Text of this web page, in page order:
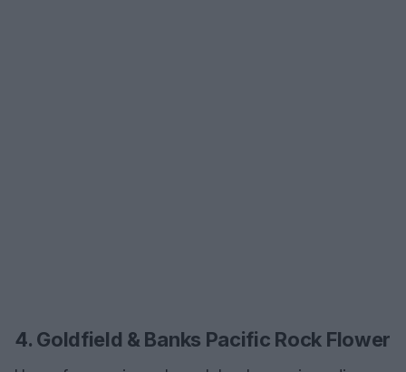
4. Goldfield & Banks Pacific Rock Flower